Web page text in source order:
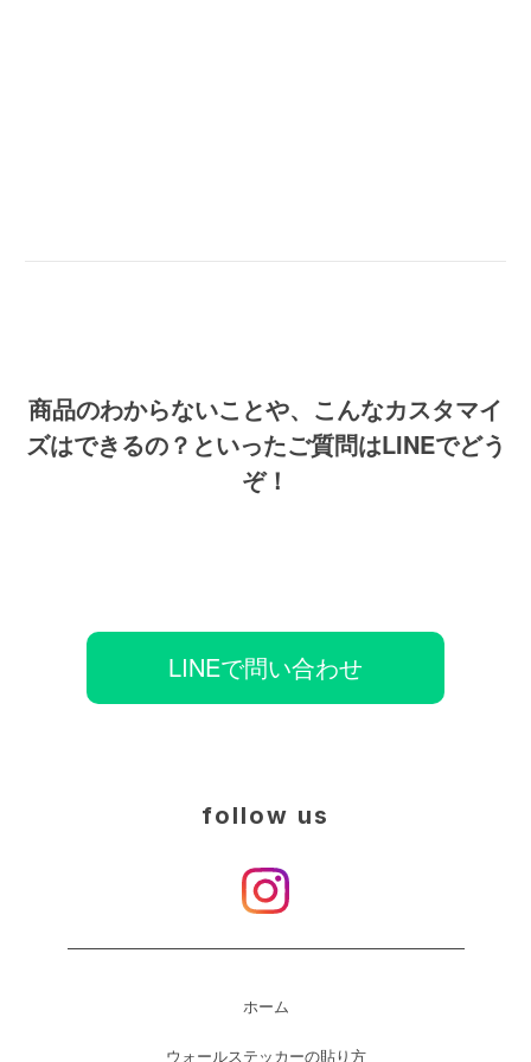
商品のわからないことや、こんなカスタマイ
ズはできるの？といったご質問はLINEでどう
ぞ！
LINEで問い合わせ
follow us
ホーム
ウォールステッカーの貼り方